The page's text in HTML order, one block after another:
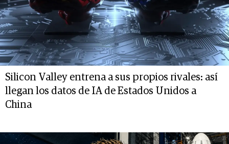
Silicon Valley entrena a sus propios rivales: así
llegan los datos de IA de Estados Unidos a
China